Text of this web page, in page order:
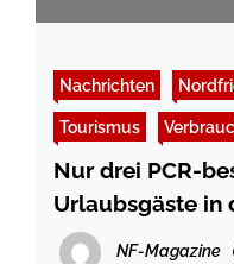
Nachrichten
Tourismus
Nur drei PCR-
Urlaubsgäste in
Nordfriesland
NF-Magazine